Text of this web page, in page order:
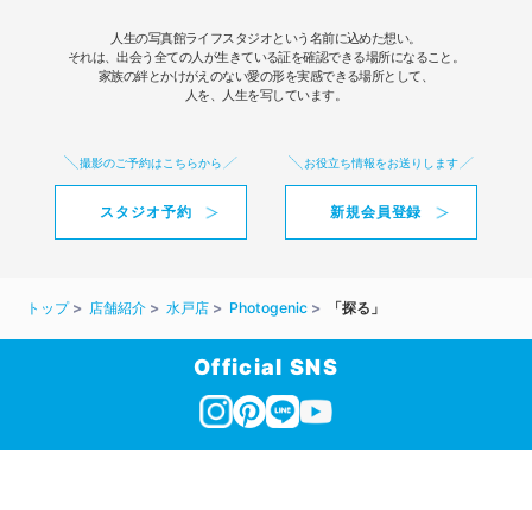
人生の写真館ライフスタジオという名前に込めた想い。
それは、出会う全ての人が生きている証を確認できる場所になること。
家族の絆とかけがえのない愛の形を実感できる場所として、
人を、人生を写しています。
撮影のご予約はこちらから
スタジオ予約
お役立ち情報をお送りします
新規会員登録
トップ 店舗紹介 水戸店 Photogenic 「探る」
Official SNS